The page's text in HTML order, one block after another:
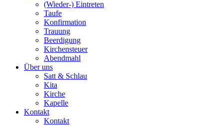
(Wieder-) Eintreten
Taufe
Konfirmation
Trauung
Beerdigung
Kirchensteuer
Abendmahl
Über uns
Satt & Schlau
Kita
Kirche
Kapelle
Kontakt
Kontakt